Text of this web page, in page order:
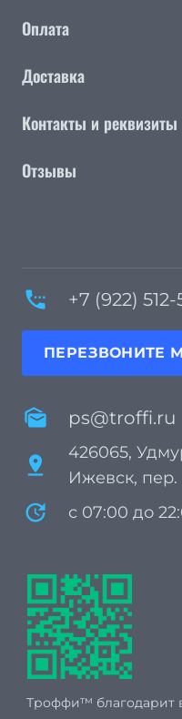
Оплата
Доставка
Контакты и реквизиты
Отзывы
settings_phone +7 (922)
ПЕРЕЗВОНИТЕ
mark_as_unread ps@troffi.ru
pin_drop
426065,
Ижевск, пер.
update с 07:00 до
Троффи™ благодарит